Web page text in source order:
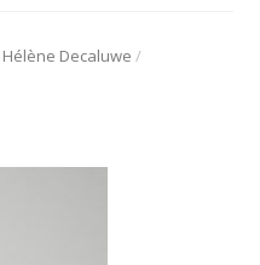
Hélène Decaluwe /